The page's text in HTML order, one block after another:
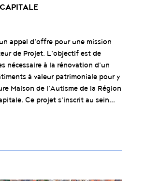
appel d’offre pour une mission
de Projet. L’objectif est de
nécessaire à la rénovation d’un
à valeur patrimoniale pour y
Maison de l’Autisme de la Région
Ce projet s’inscrit au sein...